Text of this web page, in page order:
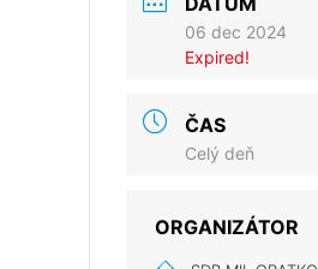
06 dec 2024
Expired!
ČAS
Celý deň
ORGANIZÁTOR